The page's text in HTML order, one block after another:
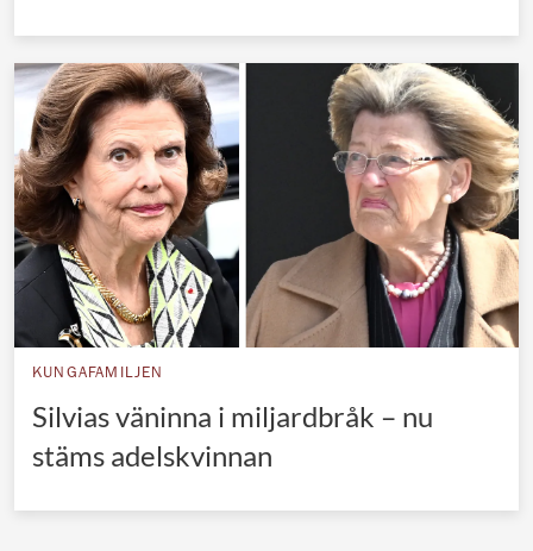
KUNGAFAMILJEN
Silvias väninna i miljardbråk – nu
stäms adelskvinnan